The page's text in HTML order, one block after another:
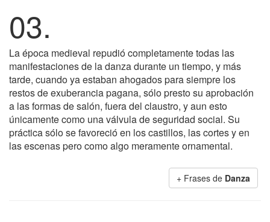
03.
La época medieval repudió completamente todas las
manifestaciones de la danza durante un tiempo, y más
tarde, cuando ya estaban ahogados para siempre los
restos de exuberancia pagana, sólo presto su aprobación
a las formas de salón, fuera del claustro, y aun esto
únicamente como una válvula de seguridad social. Su
práctica sólo se favoreció en los castillos, las cortes y en
las escenas pero como algo meramente ornamental.
+ Frases de Danza